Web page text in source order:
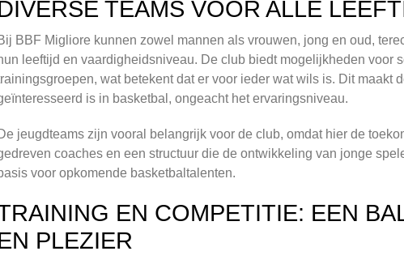
TEAMS VOOR ALLE
BBF Migliore kunnen zowel mannen als vrouwen, jong en oud,
leeftijd en vaardigheidsniveau. De club biedt mogelijkheden voor
wat betekent dat er voor ieder wat wils is. Dit maakt
is in basketbal, ongeacht het ervaringsniveau.
jeugdteams zijn vooral belangrijk voor de club, omdat hier de
coaches en een structuur die de ontwikkeling van jonge
voor opkomende basketbaltalenten.
EN COMPETITIE: EEN
PLEZIER